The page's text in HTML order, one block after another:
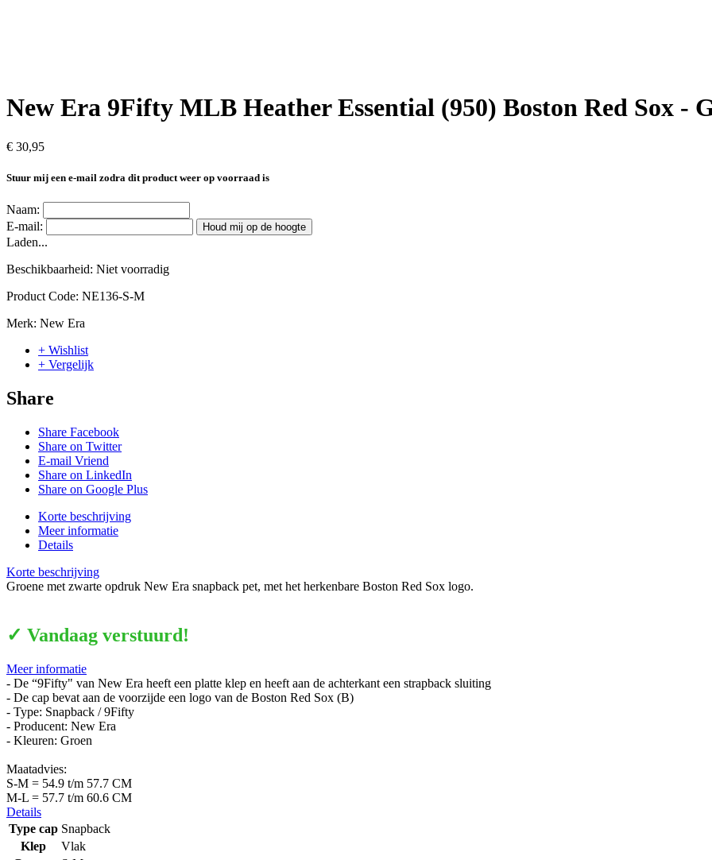
New Era 9Fifty MLB Heather Essential (950) Boston Red Sox -
€ 30,95
Stuur mij een e-mail zodra dit product weer op voorraad is
Naam:
E-mail:
Houd mij op de hoogte
Laden...
Beschikbaarheid: Niet voorradig
Product Code: NE136-S-M
Merk: New Era
+ Wishlist
+ Vergelijk
Share
Share Facebook
Share on Twitter
E-mail Vriend
Share on LinkedIn
Share on Google Plus
Korte beschrijving
Meer informatie
Details
Korte beschrijving
Groene met zwarte opdruk New Era snapback pet, met het herkenbare Boston Red Sox logo.
✓ Vandaag verstuurd!
Meer informatie
- De “9Fifty" van New Era heeft een platte klep en heeft aan de achterkant een strapback sluiting
- De cap bevat aan de voorzijde een logo van de Boston Red Sox (B)
- Type: Snapback / 9Fifty
- Producent: New Era
- Kleuren: Groen
Maatadvies:
S-M = 54.9 t/m 57.7 CM
M-L = 57.7 t/m 60.6 CM
Details
Type cap Snapback
Klep
Vlak